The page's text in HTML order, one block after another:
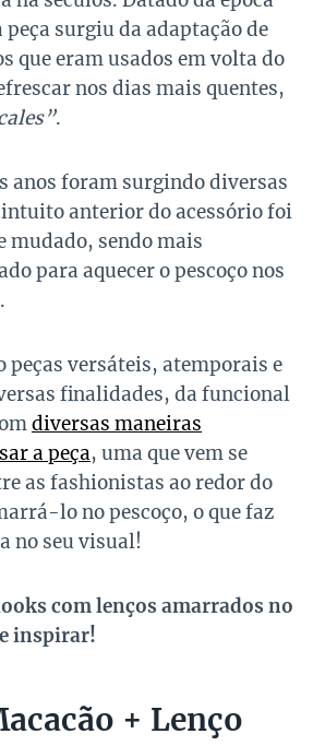
peça surgiu da adaptação de
que eram usados em volta do
nos dias mais quentes,
.
anos foram surgindo diversas
intuito anterior do acessório foi
mudado, sendo mais
para aquecer o pescoço nos
peças versáteis, atemporais e
finalidades, da funcional
diversas maneiras
a peça, uma que vem se
as fashionistas ao redor do
lo no pescoço, o que faz
no seu visual!
com lenços amarrados no
inspirar!
+ Lenço